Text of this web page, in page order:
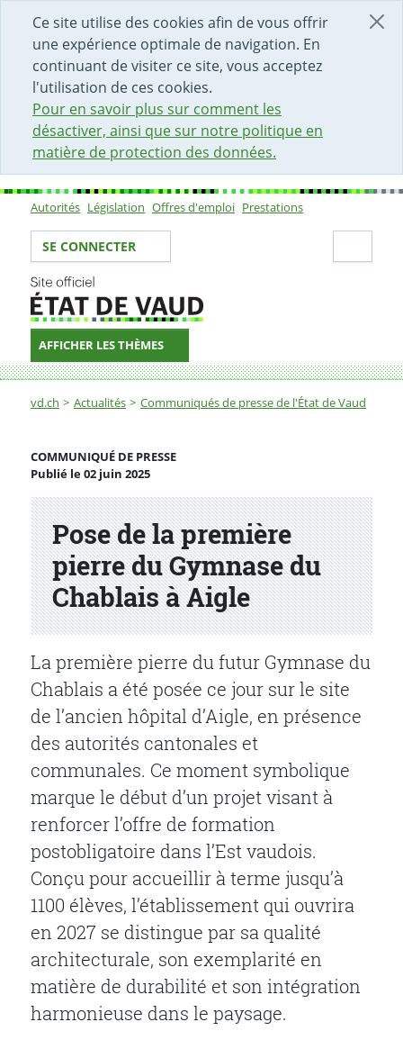
Ce site utilise des cookies afin de vous offrir
une expérience optimale de navigation. En
continuant de visiter ce site, vous acceptez
l'utilisation de ces cookies.
Pour en savoir plus sur comment les
désactiver, ainsi que sur notre politique en
matière de protection des données.
DÉBUT DU CONTENU DE LA PAGE
ACCÈS AU CHAMP DE RECHERCHE
PAGE D'ACCUEIL
FORMULAIRE DE CONTACT
Sous-navigation
Autorités Législation Offres d'emploi Prestations
Votre identité
SE CONNECTER
AFFICHER LES THÈMES
Fil d'Ariane
vd.ch Actualités Communiqués de presse de l'État de Vaud
Pose de la première pierre du Gymnase du Chablais à
Pose de la première
pierre du Gymnase du
Chablais à Aigle
COMMUNIQUÉ DE PRESSE
Publié le 02 juin 2025
Partenaire(s)
La première pierre du futur Gymnase du
Chablais a été posée ce jour sur le site
de l’ancien hôpital d’Aigle, en présence
des autorités cantonales et
communales. Ce moment symbolique
marque le début d’un projet visant à
renforcer l’offre de formation
postobligatoire dans l’Est vaudois.
Conçu pour accueillir à terme jusqu’à
1100 élèves, l’établissement qui ouvrira
en 2027 se distingue par sa qualité
architecturale, son exemplarité en
matière de durabilité et son intégration
harmonieuse dans le paysage.